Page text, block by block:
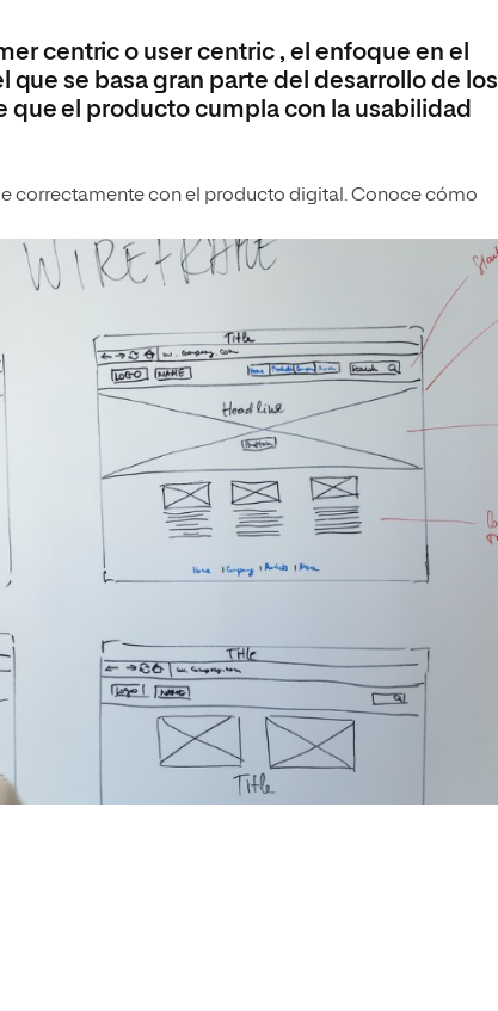
centric o user centric , el enfoque en el
que se basa gran parte del desarrollo de los
el producto cumpla con la usabilidad
correctamente con el producto digital. Conoce cómo